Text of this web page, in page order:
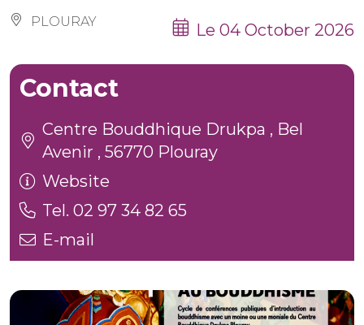
PLOURAY Le 04 October 2026
Contact
Centre Bouddhique Drukpa , Bel
Avenir , 56770 Plouray
Website
Tel. 02 97 34 82 65
E-mail